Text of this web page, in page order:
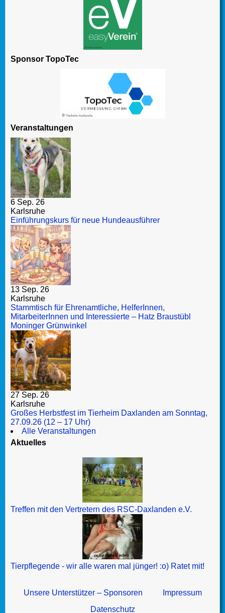
Sponsor TopoTec
Veranstaltungen
6 Sep. 26
Karlsruhe
Einführungskurs für neue Hundeausführer
13 Sep. 26
Karlsruhe
Stammtisch für Ehrenamtliche, HelferInnen,
MitarbeiterInnen und Interessierte – Hatz Braustübl
Moninger Grünwinkel
27 Sep. 26
Karlsruhe
Großes Herbstfest im Tierheim Daxlanden am Sonntag,
27.09.26 (12 – 17 Uhr)
Alle Veranstaltungen
Aktuelles
Treffen mit den Vertretern des RSC-Daxlanden e.V.
Tierpflegende - wir alle waren mal jünger! :o) Ratet mit!
Unsere Unterstützer – Sponsoren
Impressum
Datenschutz